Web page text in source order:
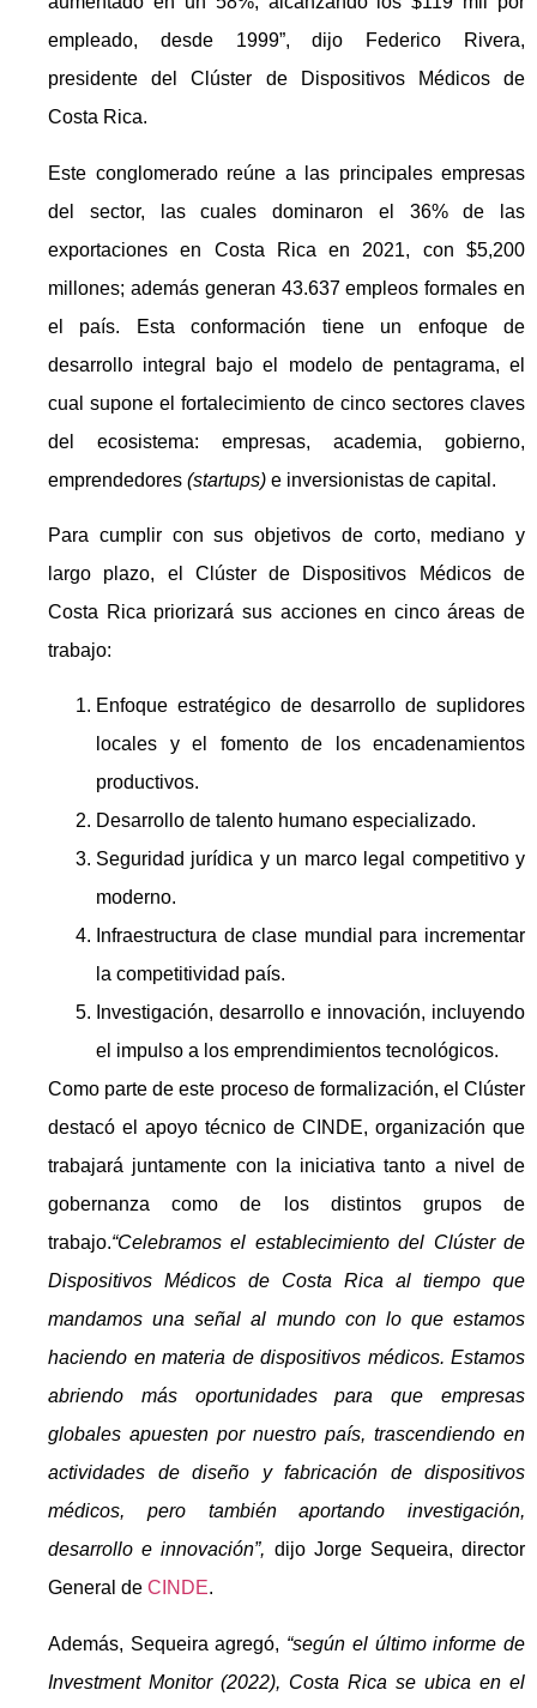
empleado, desde 1999”, dijo Federico Rivera,
presidente del Clúster de Dispositivos Médicos de
Costa Rica.
Este conglomerado reúne a las principales empresas
del sector, las cuales dominaron el 36% de las
exportaciones en Costa Rica en 2021, con $5,200
millones; además generan 43.637 empleos formales en
el país. Esta conformación tiene un enfoque de
desarrollo integral bajo el modelo de pentagrama, el
cual supone el fortalecimiento de cinco sectores claves
del ecosistema: empresas, academia, gobierno,
emprendedores (startups) e inversionistas de capital.
Para cumplir con sus objetivos de corto, mediano y
largo plazo, el Clúster de Dispositivos Médicos de
Costa Rica priorizará sus acciones en cinco áreas de
trabajo:
Enfoque estratégico de desarrollo de suplidores
locales y el fomento de los encadenamientos
productivos.
Desarrollo de talento humano especializado.
Seguridad jurídica y un marco legal competitivo y
moderno.
Infraestructura de clase mundial para incrementar
la competitividad país.
Investigación, desarrollo e innovación, incluyendo
el impulso a los emprendimientos tecnológicos.
Como parte de este proceso de formalización, el Clúster
destacó el apoyo técnico de CINDE, organización que
trabajará juntamente con la iniciativa tanto a nivel de
gobernanza como de los distintos grupos de
trabajo.“Celebramos el establecimiento del Clúster de
Dispositivos Médicos de Costa Rica al tiempo que
mandamos una señal al mundo con lo que estamos
haciendo en materia de dispositivos médicos. Estamos
abriendo más oportunidades para que empresas
globales apuesten por nuestro país, trascendiendo en
actividades de diseño y fabricación de dispositivos
médicos, pero también aportando investigación,
desarrollo e innovación”, dijo Jorge Sequeira, director
General de CINDE.
Además, Sequeira agregó, “según el último informe de
Investment Monitor (2022), Costa Rica se ubica en el